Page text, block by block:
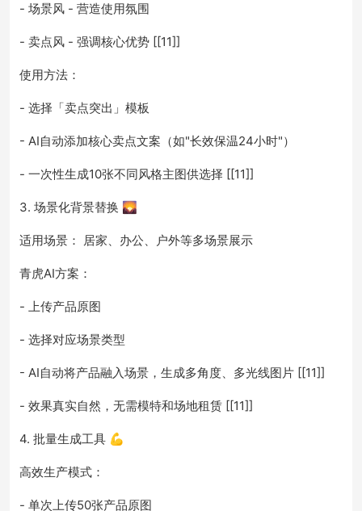
- 场景风 - 营造使用氛围
- 卖点风 - 强调核心优势 [[11]]
使用方法：
- 选择「卖点突出」模板
- AI自动添加核心卖点文案（如"长效保温24小时"）
- 一次性生成10张不同风格主图供选择 [[11]]
3. 场景化背景替换 🌄
适用场景： 居家、办公、户外等多场景展示
青虎AI方案：
- 上传产品原图
- 选择对应场景类型
- AI自动将产品融入场景，生成多角度、多光线图片 [[11]]
- 效果真实自然，无需模特和场地租赁 [[11]]
4. 批量生成工具 💪
高效生产模式：
- 单次上传50张产品原图